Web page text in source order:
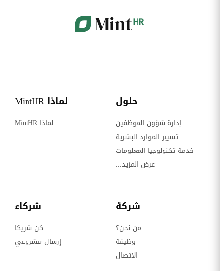
حلول
إدارة شؤون الموظفين
تسيير الموارد البشرية
خدمة تكنولوجيا المعلومات
عرض المزيد...
لماذا MintHR
لماذا MintHR
شركة
من نحن؟
وظيفة
الاتصال
شركاء
كن شريكا
إرسال مشروعي